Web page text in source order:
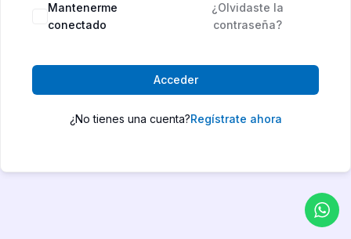
Mantenerme
conectado
¿Olvidaste la
contraseña?
Acceder
¿No tienes una cuenta?Regístrate ahora